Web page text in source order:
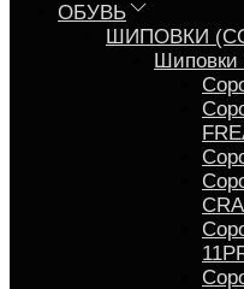
ОБУВЬ
ШИПОВКИ
Шиповки